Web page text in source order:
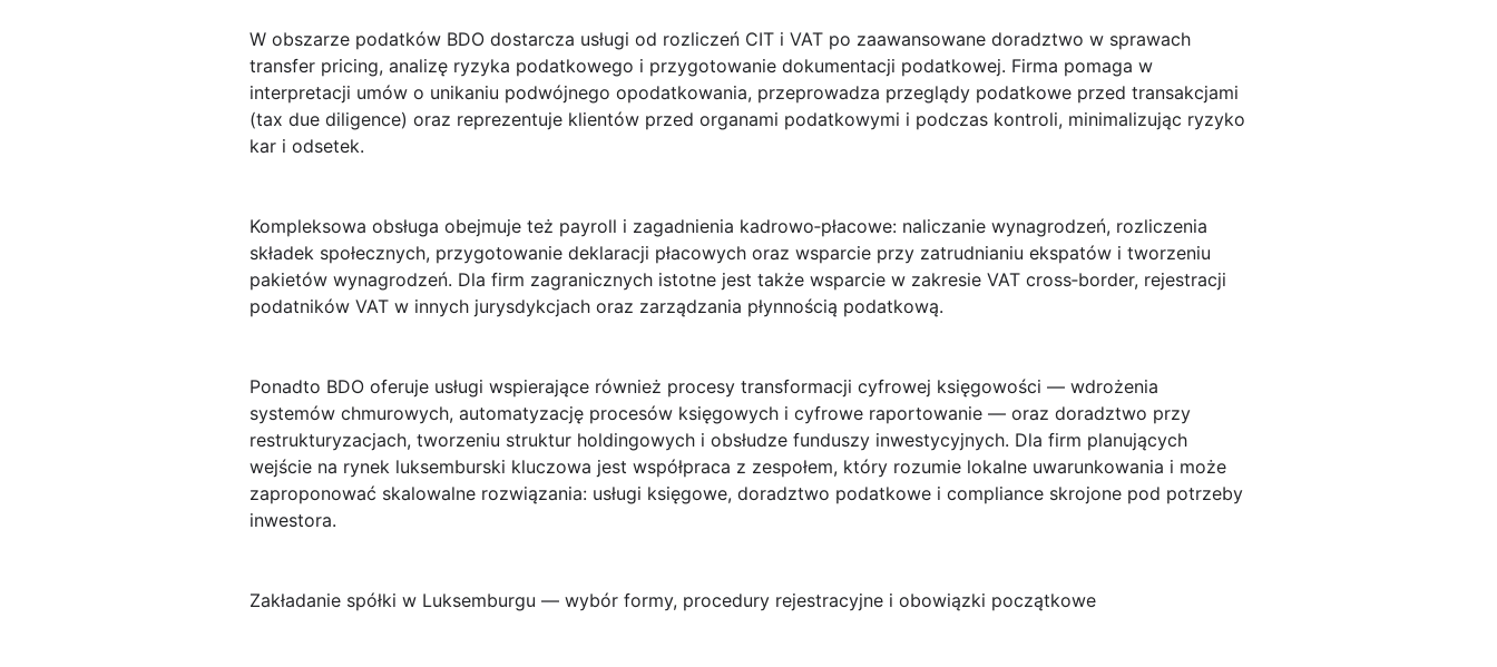
W obszarze podatków BDO dostarcza usługi od rozliczeń CIT i VAT po zaawansowane doradztwo w sprawach
transfer pricing, analizę ryzyka podatkowego i przygotowanie dokumentacji podatkowej. Firma pomaga w
interpretacji umów o unikaniu podwójnego opodatkowania, przeprowadza przeglądy podatkowe przed transakcjami
(tax due diligence) oraz reprezentuje klientów przed organami podatkowymi i podczas kontroli, minimalizując ryzyko
kar i odsetek.
Kompleksowa obsługa obejmuje też payroll i zagadnienia kadrowo‑płacowe: naliczanie wynagrodzeń, rozliczenia
składek społecznych, przygotowanie deklaracji płacowych oraz wsparcie przy zatrudnianiu ekspatów i tworzeniu
pakietów wynagrodzeń. Dla firm zagranicznych istotne jest także wsparcie w zakresie VAT cross‑border, rejestracji
podatników VAT w innych jurysdykcjach oraz zarządzania płynnością podatkową.
Ponadto BDO oferuje usługi wspierające również procesy transformacji cyfrowej księgowości — wdrożenia
systemów chmurowych, automatyzację procesów księgowych i cyfrowe raportowanie — oraz doradztwo przy
restrukturyzacjach, tworzeniu struktur holdingowych i obsłudze funduszy inwestycyjnych. Dla firm planujących
wejście na rynek luksemburski kluczowa jest współpraca z zespołem, który rozumie lokalne uwarunkowania i może
zaproponować skalowalne rozwiązania: usługi księgowe, doradztwo podatkowe i compliance skrojone pod potrzeby
inwestora.
Zakładanie spółki w Luksemburgu — wybór formy, procedury rejestracyjne i obowiązki początkowe